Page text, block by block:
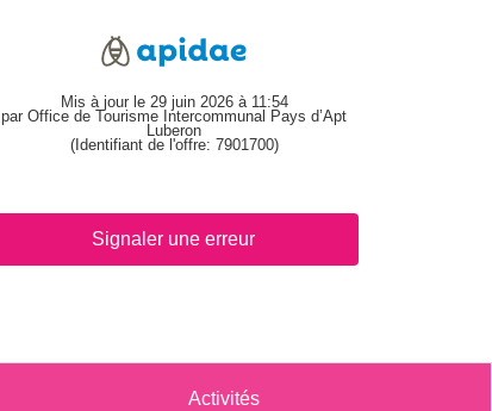
Mis à jour le 29 juin 2026 à 11:54
par Office de Tourisme Intercommunal Pays d’Apt
Luberon
(Identifiant de l'offre: 7901700)
Signaler une erreur
Activités